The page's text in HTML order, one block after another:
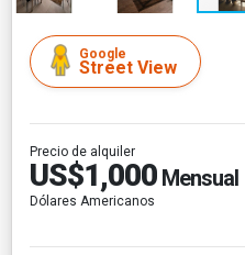
Google
Street View
Precio de alquiler
US$1,000 Mensual
Dólares Americanos